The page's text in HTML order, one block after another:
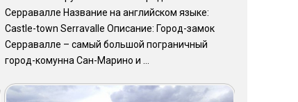
Серравалле Название на английском языке:
Castle-town Serravalle Описание: Город-замок
Серравалле – самый большой пограничный
город-комунна Сан-Марино и ...